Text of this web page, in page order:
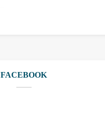
FACEBOOK